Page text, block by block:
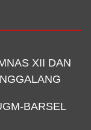
XII DAN
BARSEL